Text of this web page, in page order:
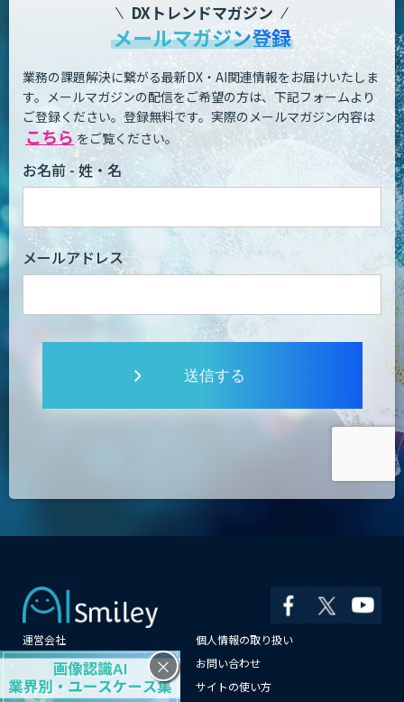
DXトレンドマガジン
メールマガジン登録
業務の課題解決に繋がる最新DX・AI関連情報をお届けいたしま
す。 メールマガジンの配信をご希望の方は、下記フォームより
ご登録ください。登録無料です。 実際のメールマガジン内容は
こちら をご覧ください。
お名前 - 姓・名
メールアドレス
送信する
運営会社
個人情報の取り扱い
よくある質問
お問い合わせ
メールマガジン登録
サイトの使い方
×